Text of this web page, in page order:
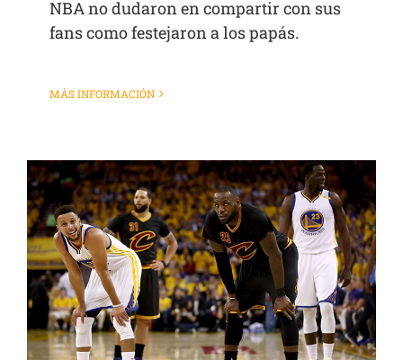
NBA no dudaron en compartir con sus
fans como festejaron a los papás.
MÁS INFORMACIÓN